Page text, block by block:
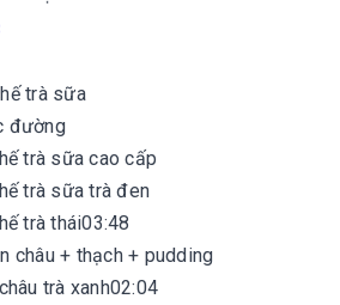
trà sữa
đường
trà sữa cao cấp
trà sữa trà đen
trà thái03:48
châu + thạch + pudding
trà xanh02:04